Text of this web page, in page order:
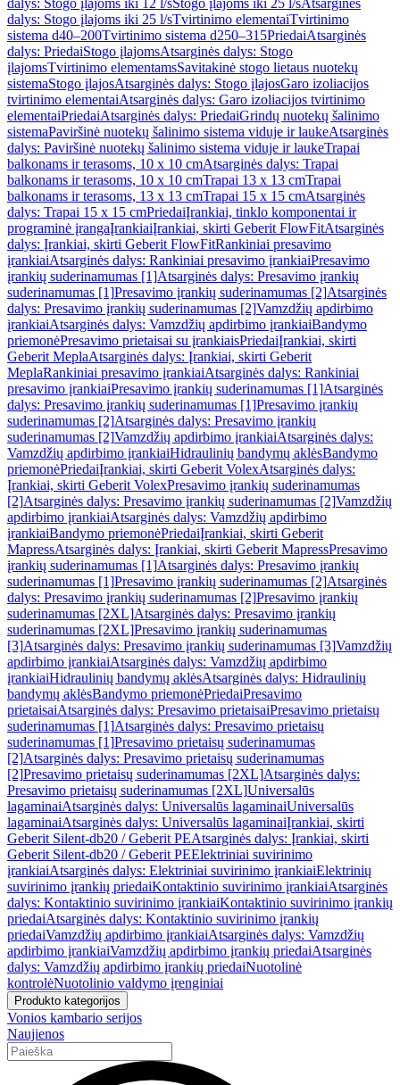
dalys: Stogo įlajoms iki 12 l/sStogo įlajoms iki 25 l/sAtsarginės
dalys: Stogo įlajoms iki 25 l/sTvirtinimo elementaiTvirtinimo
sistema d40–200Tvirtinimo sistema d250–315PriedaiAtsarginės
dalys: PriedaiStogo įlajomsAtsarginės dalys: Stogo
įlajomsTvirtinimo elementamsSavitakinė stogo lietaus nuotekų
sistemaStogo įlajosAtsarginės dalys: Stogo įlajosGaro izoliacijos
tvirtinimo elementaiAtsarginės dalys: Garo izoliacijos tvirtinimo
elementaiPriedaiAtsarginės dalys: PriedaiGrindų nuotekų šalinimo
sistemaPaviršinė nuotekų šalinimo sistema viduje ir laukeAtsarginės
dalys: Paviršinė nuotekų šalinimo sistema viduje ir laukeTrapai
balkonams ir terasoms, 10 x 10 cmAtsarginės dalys: Trapai
balkonams ir terasoms, 10 x 10 cmTrapai 13 x 13 cmTrapai
balkonams ir terasoms, 13 x 13 cmTrapai 15 x 15 cmAtsarginės
dalys: Trapai 15 x 15 cmPriedaiĮrankiai, tinklo komponentai ir
programinė įrangaĮrankiaiĮrankiai, skirti Geberit FlowFitAtsarginės
dalys: Įrankiai, skirti Geberit FlowFitRankiniai presavimo
įrankiaiAtsarginės dalys: Rankiniai presavimo įrankiaiPresavimo
įrankių suderinamumas [1]Atsarginės dalys: Presavimo įrankių
suderinamumas [1]Presavimo įrankių suderinamumas [2]Atsarginės
dalys: Presavimo įrankių suderinamumas [2]Vamzdžių apdirbimo
įrankiaiAtsarginės dalys: Vamzdžių apdirbimo įrankiaiBandymo
priemonėPresavimo prietaisai su įrankiaisPriedaiĮrankiai, skirti
Geberit MeplaAtsarginės dalys: Įrankiai, skirti Geberit
MeplaRankiniai presavimo įrankiaiAtsarginės dalys: Rankiniai
presavimo įrankiaiPresavimo įrankių suderinamumas [1]Atsarginės
dalys: Presavimo įrankių suderinamumas [1]Presavimo įrankių
suderinamumas [2]Atsarginės dalys: Presavimo įrankių
suderinamumas [2]Vamzdžių apdirbimo įrankiaiAtsarginės dalys:
Vamzdžių apdirbimo įrankiaiHidraulinių bandymų aklėsBandymo
priemonėPriedaiĮrankiai, skirti Geberit VolexAtsarginės dalys:
Įrankiai, skirti Geberit VolexPresavimo įrankių suderinamumas
[2]Atsarginės dalys: Presavimo įrankių suderinamumas [2]Vamzdžių
apdirbimo įrankiaiAtsarginės dalys: Vamzdžių apdirbimo
įrankiaiBandymo priemonėPriedaiĮrankiai, skirti Geberit
MapressAtsarginės dalys: Įrankiai, skirti Geberit MapressPresavimo
įrankių suderinamumas [1]Atsarginės dalys: Presavimo įrankių
suderinamumas [1]Presavimo įrankių suderinamumas [2]Atsarginės
dalys: Presavimo įrankių suderinamumas [2]Presavimo įrankių
suderinamumas [2XL]Atsarginės dalys: Presavimo įrankių
suderinamumas [2XL]Presavimo įrankių suderinamumas
[3]Atsarginės dalys: Presavimo įrankių suderinamumas [3]Vamzdžių
apdirbimo įrankiaiAtsarginės dalys: Vamzdžių apdirbimo
įrankiaiHidraulinių bandymų aklėsAtsarginės dalys: Hidraulinių
bandymų aklėsBandymo priemonėPriedaiPresavimo
prietaisaiAtsarginės dalys: Presavimo prietaisaiPresavimo prietaisų
suderinamumas [1]Atsarginės dalys: Presavimo prietaisų
suderinamumas [1]Presavimo prietaisų suderinamumas
[2]Atsarginės dalys: Presavimo prietaisų suderinamumas
[2]Presavimo prietaisų suderinamumas [2XL]Atsarginės dalys:
Presavimo prietaisų suderinamumas [2XL]Universalūs
lagaminaiAtsarginės dalys: Universalūs lagaminaiUniversalūs
lagaminaiAtsarginės dalys: Universalūs lagaminaiĮrankiai, skirti
Geberit Silent-db20 / Geberit PEAtsarginės dalys: Įrankiai, skirti
Geberit Silent-db20 / Geberit PEElektriniai suvirinimo
įrankiaiAtsarginės dalys: Elektriniai suvirinimo įrankiaiElektrinių
suvirinimo įrankių priedaiKontaktinio suvirinimo įrankiaiAtsarginės
dalys: Kontaktinio suvirinimo įrankiaiKontaktinio suvirinimo įrankių
priedaiAtsarginės dalys: Kontaktinio suvirinimo įrankių
priedaiVamzdžių apdirbimo įrankiaiAtsarginės dalys: Vamzdžių
apdirbimo įrankiaiVamzdžių apdirbimo įrankių priedaiAtsarginės
dalys: Vamzdžių apdirbimo įrankių priedaiNuotolinė
kontrolėNuotolinio valdymo įrenginiai
Produkto kategorijos
Vonios kambario serijos
Naujienos